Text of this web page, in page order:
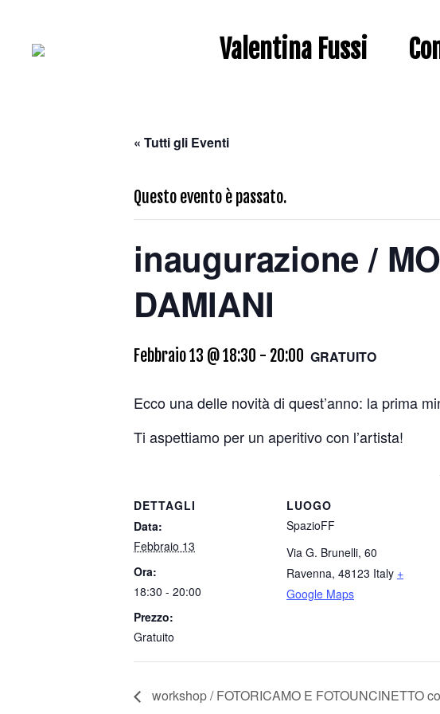
Valentina Fussi
« Tutti gli Eventi
Questo evento è passato.
inaugurazione /
DAMIANI
Febbraio 13 @ 18:30 - 20:00 GRATUITO
Ecco una delle novità di quest’anno: la prima
Ti aspettiamo per un aperitivo con l’artista!
DETTAGLI
Data:
Febbraio 13
Ora:
18:30 - 20:00
Prezzo:
Gratuito
LUOGO
SpazioFF
Via G. Brunelli, 60
Ravenna, 48123 Italy +
Google Maps
workshop / FOTORICAMO E FOTOUNCINETTO